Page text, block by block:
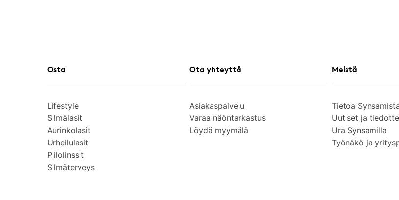
Osta
Lifestyle
Silmälasit
Aurinkolasit
Urheilulasit
Piilolinssit
Silmäterveys
Ota yhteyttä
Asiakaspalvelu
Varaa näöntarkastus
Löydä myymälä
Meistä
Tietoa Synsamista
Uutiset ja
Ura Synsamilla
Työnäkö ja